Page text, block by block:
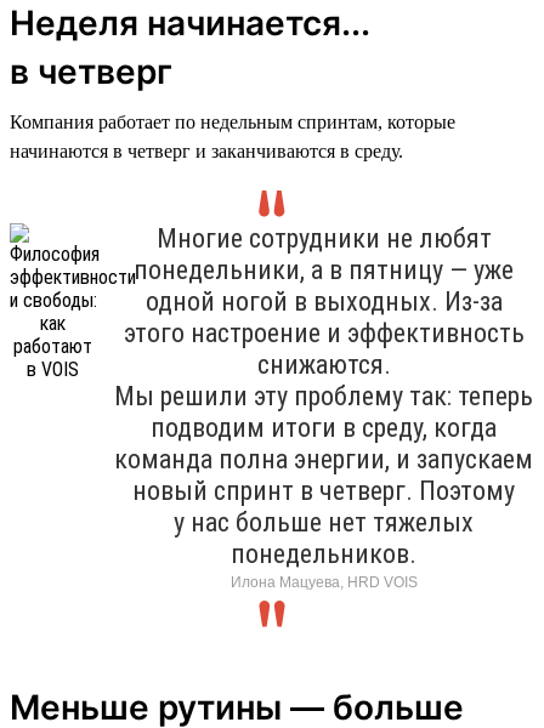
Неделя начинается...
в четверг
Компания работает по недельным спринтам, которые
начинаются в четверг и заканчиваются в среду.
Многие сотрудники не любят
понедельники, а в пятницу — уже
одной ногой в выходных. Из-за
этого настроение и эффективность
снижаются.
Мы решили эту проблему так: теперь
подводим итоги в среду, когда
команда полна энергии, и запускаем
новый спринт в четверг. Поэтому
у нас больше нет тяжелых
понедельников.
Илона Мацуева, HRD VOIS
Меньше рутины — больше